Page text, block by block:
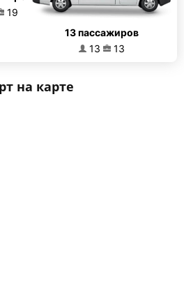
19
13 пассажиров
13
13
на карте